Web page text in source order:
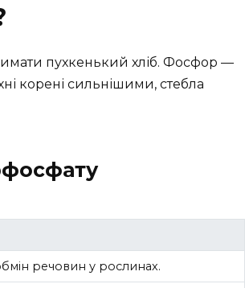
пухкенький хліб. Фосфор —
корені сильнішими, стебла
речовин у рослинах.